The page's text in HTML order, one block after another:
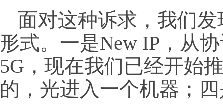
面对这种诉求，我们
形式。一是New IP，从
5G，现在我们已经开始
的，光进入一个机器；